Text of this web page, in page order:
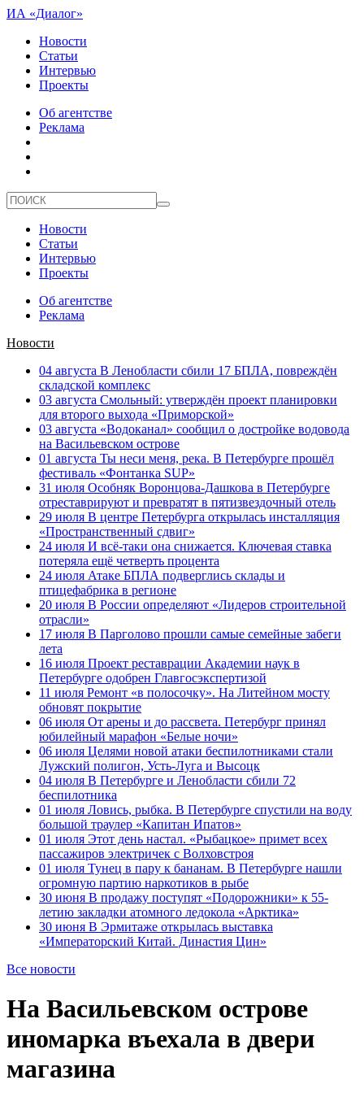
ИА «Диалог»
Новости
Статьи
Интервью
Проекты
Об агентстве
Реклама
Новости
Статьи
Интервью
Проекты
Об агентстве
Реклама
Новости
04 августа В Ленобласти сбили 17 БПЛА, повреждён
складской комплекс
03 августа Смольный: утверждён проект планировки
для второго выхода «Приморской»
03 августа «Водоканал» сообщил о достройке водовода
на Васильевском острове
01 августа Ты неси меня, река. В Петербурге прошёл
фестиваль «Фонтанка SUP»
31 июля Особняк Воронцова-Дашкова в Петербурге
отреставрируют и превратят в пятизвездочный отель
29 июля В центре Петербурга открылась инсталляция
«Пространственный сдвиг»
24 июля И всё-таки она снижается. Ключевая ставка
потеряла ещё четверть процента
24 июля Атаке БПЛА подверглись склады и
птицефабрика в регионе
20 июля В России определяют «Лидеров строительной
отрасли»
17 июля В Парголово прошли самые семейные забеги
лета
16 июля Проект реставрации Академии наук в
Петербурге одобрен Главгосэкспертизой
11 июля Ремонт «в полосочку». На Литейном мосту
обновят покрытие
06 июля От арены и до рассвета. Петербург принял
юбилейный марафон «Белые ночи»
06 июля Целями новой атаки беспилотниками стали
Лужский полигон, Усть-Луга и Высоцк
04 июля В Петербурге и Ленобласти сбили 72
беспилотника
01 июля Ловись, рыбка. В Петербурге спустили на воду
большой траулер «Капитан Ипатов»
01 июля Этот день настал. «Рыбацкое» примет всех
пассажиров электричек с Волховстроя
01 июля Тунец в пару к бананам. В Петербурге нашли
огромную партию наркотиков в рыбе
30 июня В продажу поступят «Подорожники» к 55-
летию закладки атомного ледокола «Арктика»
30 июня В Эрмитаже открылась выставка
«Императорский Китай. Династия Цин»
Все новости
На Васильевском острове
иномарка въехала в двери
магазина